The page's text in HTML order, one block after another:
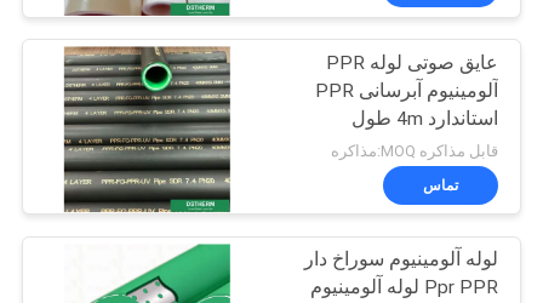
عایق صوتی لوله PPR
آلومینیوم آبرسانی PPR
استاندارد 4m طول
DIN8077
قابل مذاکره MOQ:مذاکره
تماس
لوله آلومینیوم سوراخ دار
Ppr PPR لوله آلومینیوم